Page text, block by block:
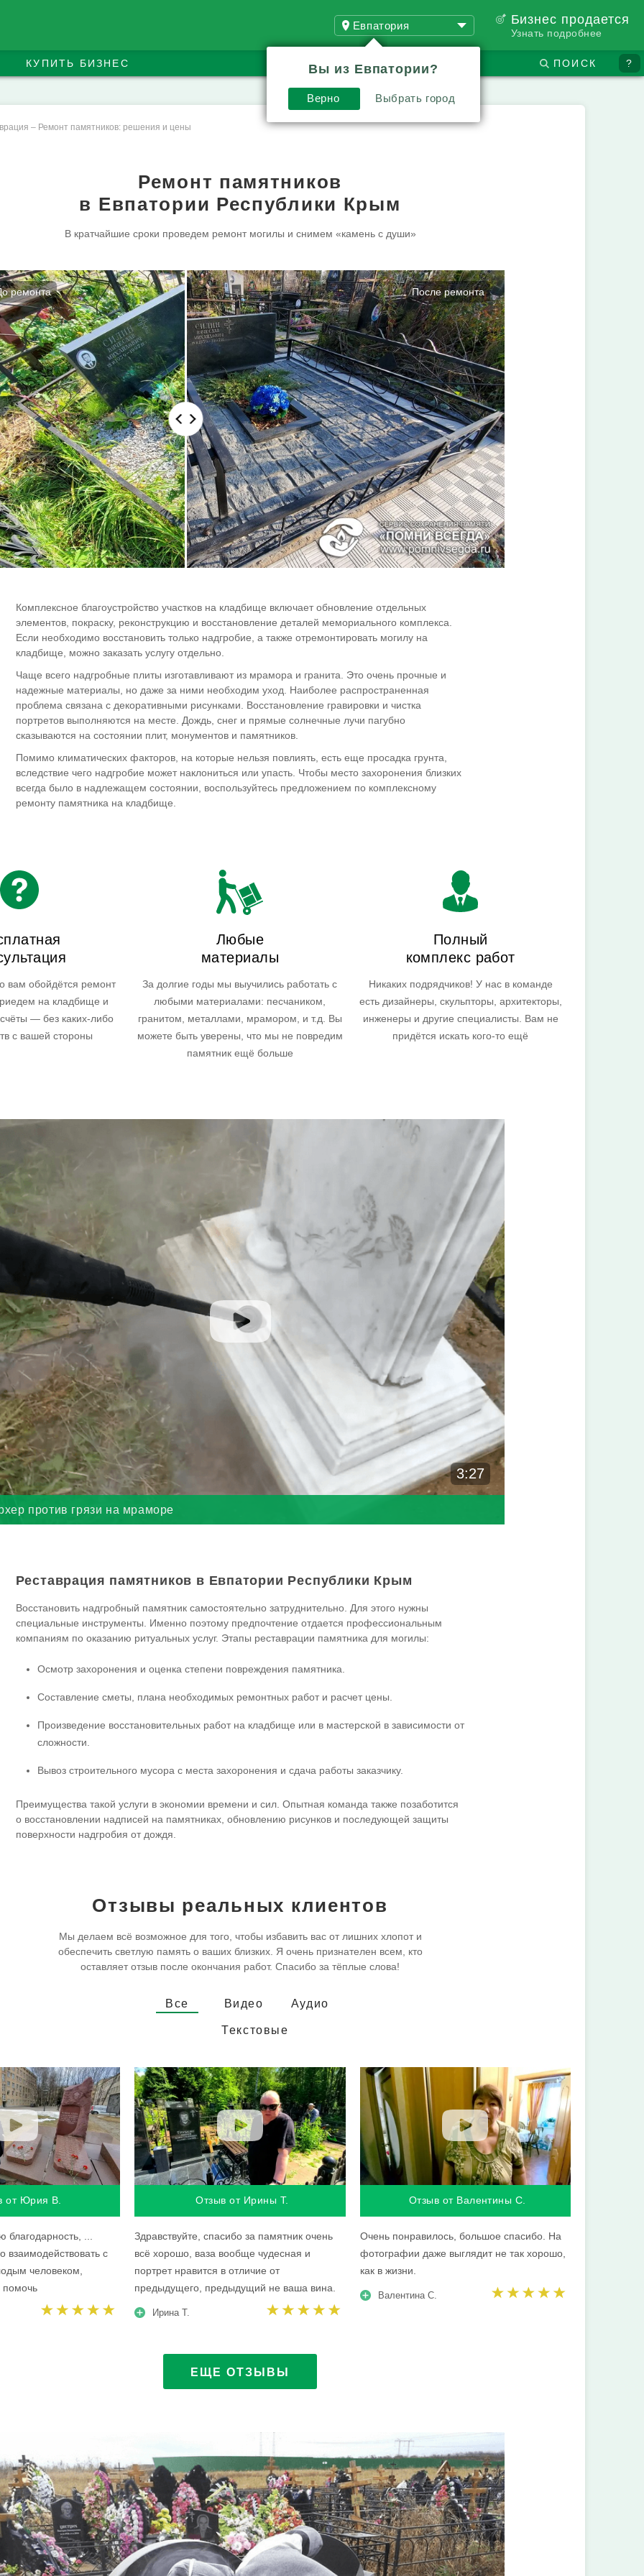
Бизнес продается
Узнать подробнее
Евпатория
КУПИТЬ БИЗНЕС ?
ПОИСК
– Ремонт памятников: решения и цены
Ремонт памятников
в Евпатории Республики Крым
В кратчайшие сроки проведем ремонт могилы и снимем «камень с души»
Комплексное благоустройство участков на кладбище включает обновление отдельных
элементов, покраску, реконструкцию и восстановление деталей мемориального комплекса.
Если необходимо восстановить только надгробие, а также отремонтировать могилу на
кладбище, можно заказать услугу отдельно.
Чаще всего надгробные плиты изготавливают из мрамора и гранита. Это очень прочные и
надежные материалы, но даже за ними необходим уход. Наиболее распространенная
проблема связана с декоративными рисунками. Восстановление гравировки и чистка
портретов выполняются на месте. Дождь, снег и прямые солнечные лучи пагубно
сказываются на состоянии плит, монументов и памятников.
Помимо климатических факторов, на которые нельзя повлиять, есть еще просадка грунта,
вследствие чего надгробие может наклониться или упасть. Чтобы место захоронения близких
всегда было в надлежащем состоянии, воспользуйтесь предложением по комплексному
ремонту памятника на кладбище.
вам обойдётся ремонт
на кладбище и
— без каких-либо
с вашей стороны
Любые
материалы
За долгие годы мы выучились работать с
любыми материалами: песчаником,
гранитом, металлами, мрамором, и т.д. Вы
можете быть уверены, что мы не повредим
памятник ещё больше
Полный
комплекс работ
Никаких подрядчиков! У нас в команде
есть дизайнеры, скульпторы, архитекторы,
инженеры и другие специалисты. Вам не
придётся искать кого-то ещё
3:27
против грязи на мраморе
Реставрация памятников в Евпатории Республики Крым
Восстановить надгробный памятник самостоятельно затруднительно. Для этого нужны
специальные инструменты. Именно поэтому предпочтение отдается профессиональным
компаниям по оказанию ритуальных услуг. Этапы реставрации памятника для могилы:
Осмотр захоронения и оценка степени повреждения памятника.
Составление сметы, плана необходимых ремонтных работ и расчет цены.
Произведение восстановительных работ на кладбище или в мастерской в зависимости от
сложности.
Вывоз строительного мусора с места захоронения и сдача работы заказчику.
Преимущества такой услуги в экономии времени и сил. Опытная команда также позаботится
о восстановлении надписей на памятниках, обновлению рисунков и последующей защиты
поверхности надгробия от дождя.
Отзывы реальных клиентов
Мы делаем всё возможное для того, чтобы избавить вас от лишних хлопот и
обеспечить светлую память о ваших близких. Я очень признателен всем, кто
оставляет отзыв после окончания работ. Спасибо за тёплые слова!
Все Видео Аудио
Текстовые
от Юрия В.
...
взаимодействовать с
человеком,
помочь
Отзыв от Ирины Т.
Здравствуйте, спасибо за памятник очень
всё хорошо, ваза вообще чудесная и
портрет нравится в отличие от
предыдущего, предыдущий не ваша вина.
Ирина Т.
Отзыв от Валентины С.
Очень понравилось, большое спасибо. На
фотографии даже выглядит не так хорошо,
как в жизни.
Валентина С.
ЕЩЕ ОТЗЫВЫ
Вы из Евпатории?
Верно Выбрать город